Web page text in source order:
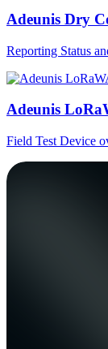
Adeunis Dry
Reporting Status
Adeunis
Field Test Device